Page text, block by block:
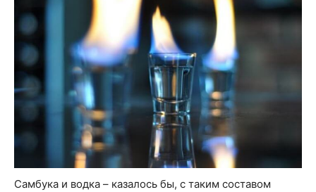
Самбука и водка – казалось бы, с таким составом